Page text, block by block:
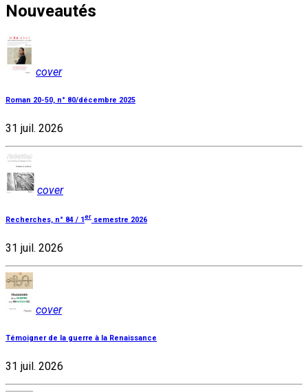
Nouveautés
cover
Roman 20-50, n° 80/décembre 2025
31 juil. 2026
cover
Recherches, n° 84 / 1 er semestre 2026
31 juil. 2026
cover
Témoigner de la guerre à la Renaissance
31 juil. 2026